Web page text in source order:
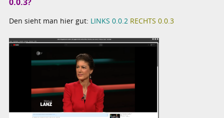
Den sieht man hier gut: LINKS 0.0.2 RECHTS 0.0.3